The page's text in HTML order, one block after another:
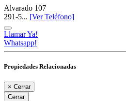
Alvarado 107
291-5... [Ver Teléfono]
Llamar Ya!
Whatsapp!
Propiedades Relacionadas
× Cerrar
Cerrar